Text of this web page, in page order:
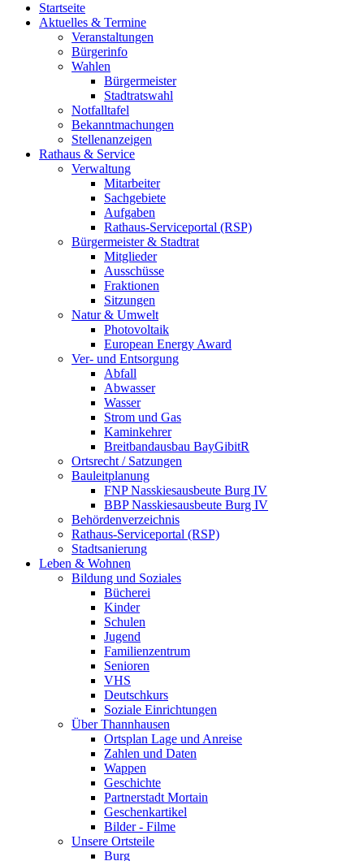
Startseite
Aktuelles & Termine
Veranstaltungen
Bürgerinfo
Wahlen
Bürgermeister
Stadtratswahl
Notfalltafel
Bekanntmachungen
Stellenanzeigen
Rathaus & Service
Verwaltung
Mitarbeiter
Sachgebiete
Aufgaben
Rathaus-Serviceportal (RSP)
Bürgermeister & Stadtrat
Mitglieder
Ausschüsse
Fraktionen
Sitzungen
Natur & Umwelt
Photovoltaik
European Energy Award
Ver- und Entsorgung
Abfall
Abwasser
Wasser
Strom und Gas
Kaminkehrer
Breitbandausbau BayGibitR
Ortsrecht / Satzungen
Bauleitplanung
FNP Nasskiesausbeute Burg IV
BBP Nasskiesausbeute Burg IV
Behördenverzeichnis
Rathaus-Serviceportal (RSP)
Stadtsanierung
Leben & Wohnen
Bildung und Soziales
Bücherei
Kinder
Schulen
Jugend
Familienzentrum
Senioren
VHS
Deutschkurs
Soziale Einrichtungen
Über Thannhausen
Ortsplan Lage und Anreise
Zahlen und Daten
Wappen
Geschichte
Partnerstadt Mortain
Geschenkartikel
Bilder - Filme
Unsere Ortsteile
Burg